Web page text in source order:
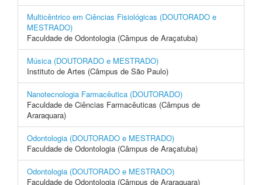
Multicêntrico em Ciências Fisiológicas (DOUTORADO e
MESTRADO)
Faculdade de Odontologia (Câmpus de Araçatuba)
Música (DOUTORADO e MESTRADO)
Instituto de Artes (Câmpus de São Paulo)
Nanotecnologia Farmacêutica (DOUTORADO)
Faculdade de Ciências Farmacêuticas (Câmpus de
Araraquara)
Odontologia (DOUTORADO e MESTRADO)
Faculdade de Odontologia (Câmpus de Araçatuba)
Odontologia (DOUTORADO e MESTRADO)
Faculdade de Odontologia (Câmpus de Araraquara)